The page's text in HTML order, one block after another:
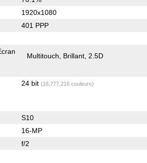
1920x1080
401 PPP
Multitouch Brillant 2.5D
24 bit (16,777,216 couleurs)
S10
16-MP
f/2